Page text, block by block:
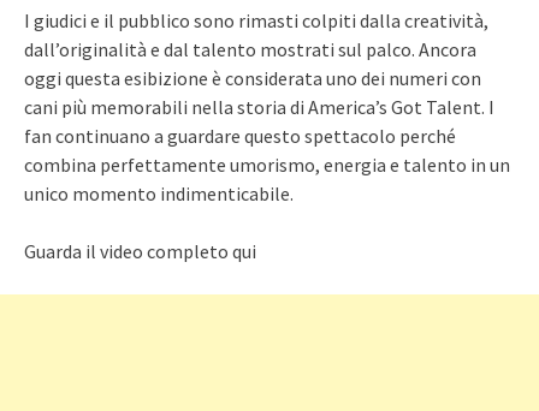
I giudici e il pubblico sono rimasti colpiti dalla creatività,
dall’originalità e dal talento mostrati sul palco. Ancora
oggi questa esibizione è considerata uno dei numeri con
cani più memorabili nella storia di America’s Got Talent. I
fan continuano a guardare questo spettacolo perché
combina perfettamente umorismo, energia e talento in un
unico momento indimenticabile.
Guarda il video completo qui